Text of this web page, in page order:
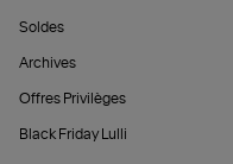
Soldes
Archives
Offres Privilèges
Black Friday Lulli